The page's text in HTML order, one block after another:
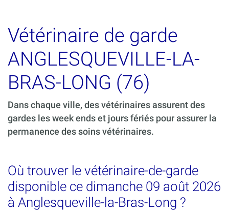
Vétérinaire de garde
ANGLESQUEVILLE-LA-
BRAS-LONG (76)
Dans chaque ville, des vétérinaires assurent des
gardes les week ends et jours fériés pour assurer la
permanence des soins vétérinaires.
Où trouver le vétérinaire-de-garde
disponible ce dimanche 09 août 2026
à Anglesqueville-la-Bras-Long ?